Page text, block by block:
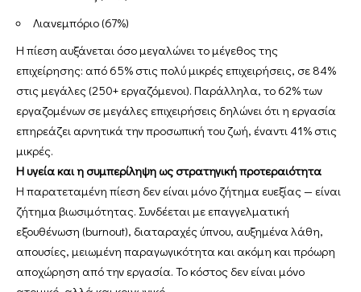
Λιανεμπόριο (67%)
Η πίεση αυξάνεται όσο μεγαλώνει το μέγεθος της
επιχείρησης: από 65% στις πολύ μικρές επιχειρήσεις, σε 84%
στις μεγάλες (250+ εργαζόμενοι). Παράλληλα, το 62% των
εργαζομένων σε μεγάλες επιχειρήσεις δηλώνει ότι η εργασία
επηρεάζει αρνητικά την προσωπική του ζωή, έναντι 41% στις
μικρές.
Η υγεία και η συμπερίληψη ως στρατηγική προτεραιότητα
Η παρατεταμένη πίεση δεν είναι μόνο ζήτημα ευεξίας — είναι
ζήτημα βιωσιμότητας. Συνδέεται με επαγγελματική
εξουθένωση (burnout), διαταραχές ύπνου, αυξημένα λάθη,
απουσίες, μειωμένη παραγωγικότητα και ακόμη και πρόωρη
αποχώρηση από την εργασία. Το κόστος δεν είναι μόνο